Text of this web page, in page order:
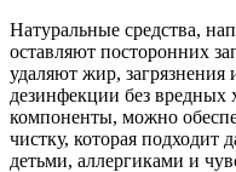
Натуральные средства,
оставляют посторонних
удаляют жир, загрязнения
дезинфекции без вредных
компоненты, можно
чистку, которая подходит
детьми, аллергиками и